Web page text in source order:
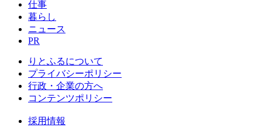
仕事
暮らし
ニュース
PR
りとふるについて
プライバシーポリシー
行政・企業の方へ
コンテンツポリシー
採用情報